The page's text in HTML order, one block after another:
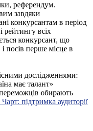
референдум.
завдяки
конкурсантам в період
рейтингу всіх
конкурсант, що
посів перше місце в
дослідженнями:
має талант»
обирають
підтримка аудиторії